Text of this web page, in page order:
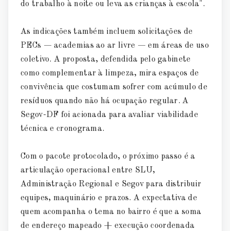
do trabalho à noite ou leva as crianças à escola".
As indicações também incluem solicitações de
PECs — academias ao ar livre — em áreas de uso
coletivo. A proposta, defendida pelo gabinete
como complementar à limpeza, mira espaços de
convivência que costumam sofrer com acúmulo de
resíduos quando não há ocupação regular. A
Segov-DF foi acionada para avaliar viabilidade
técnica e cronograma.
Com o pacote protocolado, o próximo passo é a
articulação operacional entre SLU,
Administração Regional e Segov para distribuir
equipes, maquinário e prazos. A expectativa de
quem acompanha o tema no bairro é que a soma
de endereço mapeado + execução coordenada